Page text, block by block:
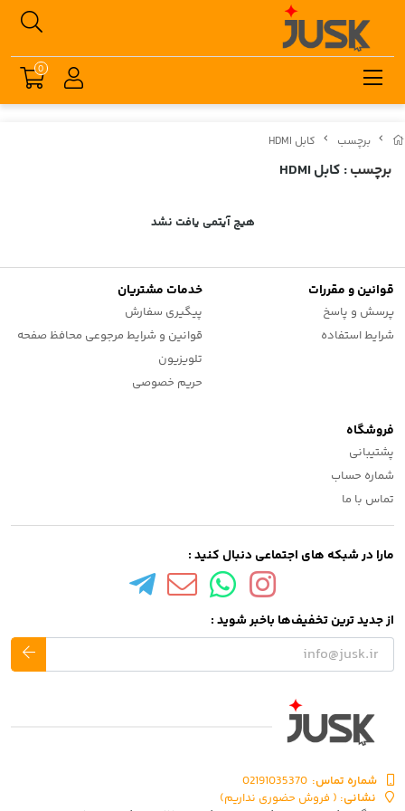
برچسب کابل HDMI
برچسب: کابل HDMI
هیچ آیتمی یافت نشد
قوانین و مقررات
پرسش و پاسخ
شرایط استفاده
خدمات مشتریان
پیگیری سفارش
قوانین و شرایط مرجوعی محافظ صفحه
تلویزیون
حریم خصوصی
فروشگاه
پشتیبانی
شماره حساب
تماس با ما
مارا در شبکه های اجتماعی دنبال کنید :
از جدید ترین تخفیف‌ها باخبر شوید :
شماره تماس‌: 02191035370
نشانی: ( فروش حضوری نداریم)
0